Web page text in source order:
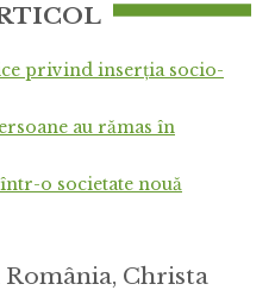
privind inserția socio-
au rămas în
o societate nouă
Christa